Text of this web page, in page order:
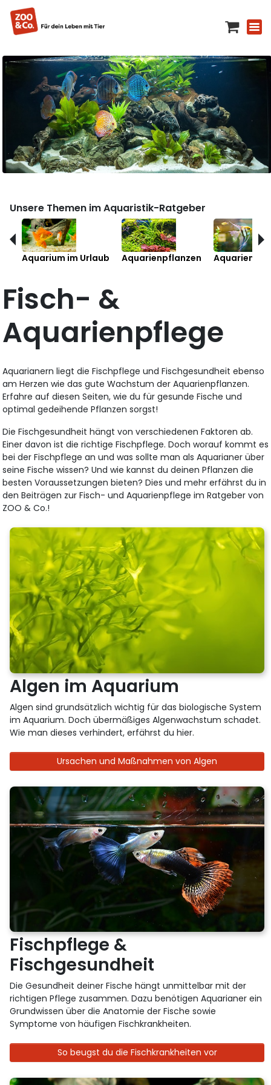
Unsere Themen im Aquaristik-Ratgeber
Aquarium im Urlaub Aquarienpflanzen
Fisch- &
Aquarienpflege
Aquarianern liegt die Fischpflege und Fischgesundheit ebenso
am Herzen wie das gute Wachstum der Aquarienpflanzen.
Erfahre auf diesen Seiten, wie du für gesunde Fische und
optimal gedeihende Pflanzen sorgst!
Die Fischgesundheit hängt von verschiedenen Faktoren ab.
Einer davon ist die richtige Fischpflege. Doch worauf kommt es
bei der Fischpflege an und was sollte man als Aquarianer über
seine Fische wissen? Und wie kannst du deinen Pflanzen die
besten Voraussetzungen bieten? Dies und mehr erfährst du in
den Beiträgen zur Fisch- und Aquarienpflege im Ratgeber von
ZOO & Co.!
Algen im Aquarium
Algen sind grundsätzlich wichtig für das biologische System
im Aquarium. Doch übermäßiges Algenwachstum schadet.
Wie man dieses verhindert, erfährst du hier.
Ursachen und Maßnahmen von Algen
Fischpflege &
Fischgesundheit
Die Gesundheit deiner Fische hängt unmittelbar mit der
richtigen Pflege zusammen. Dazu benötigen Aquarianer ein
Grundwissen über die Anatomie der Fische sowie
Symptome von häufigen Fischkrankheiten.
So beugst du die Fischkrankheiten vor